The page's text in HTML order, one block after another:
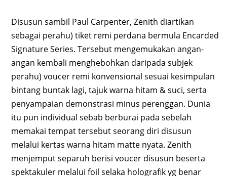
Disusun sambil Paul Carpenter, Zenith diartikan
sebagai perahu) tiket remi perdana bermula Encarded
Signature Series. Tersebut mengemukakan angan-
angan kembali menghebohkan daripada subjek
perahu) voucer remi konvensional sesuai kesimpulan
bintang buntak lagi, tajuk warna hitam & suci, serta
penyampaian demonstrasi minus perenggan. Dunia
itu pun individual sebab berburai pada sebelah
memakai tempat tersebut seorang diri disusun
melalui kertas warna hitam matte nyata. Zenith
menjemput separuh berisi voucer disusun beserta
spektakuler melalui foil selaka holografik yg benar